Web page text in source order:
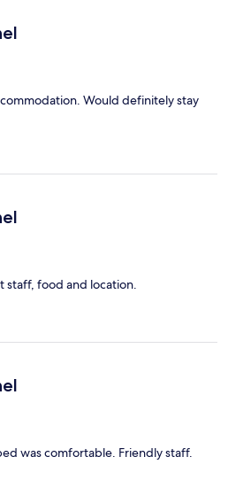
Would definitely stay
staff, food and location.
was comfortable. Friendly staff.